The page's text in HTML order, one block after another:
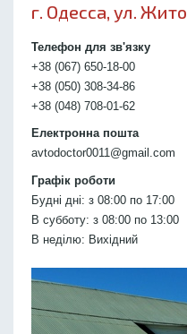
г. Одесса, ул.
Телефон для зв'язку
+38 (067) 650-18-00
+38 (050) 308-34-86
+38 (048) 708-01-62
Електронна пошта
avtodoctor0011@gmail.com
Графік роботи
Будні дні: з 08:00 по 17:00
В субботу: з 08:00 по 13:00
В неділю: Вихідний